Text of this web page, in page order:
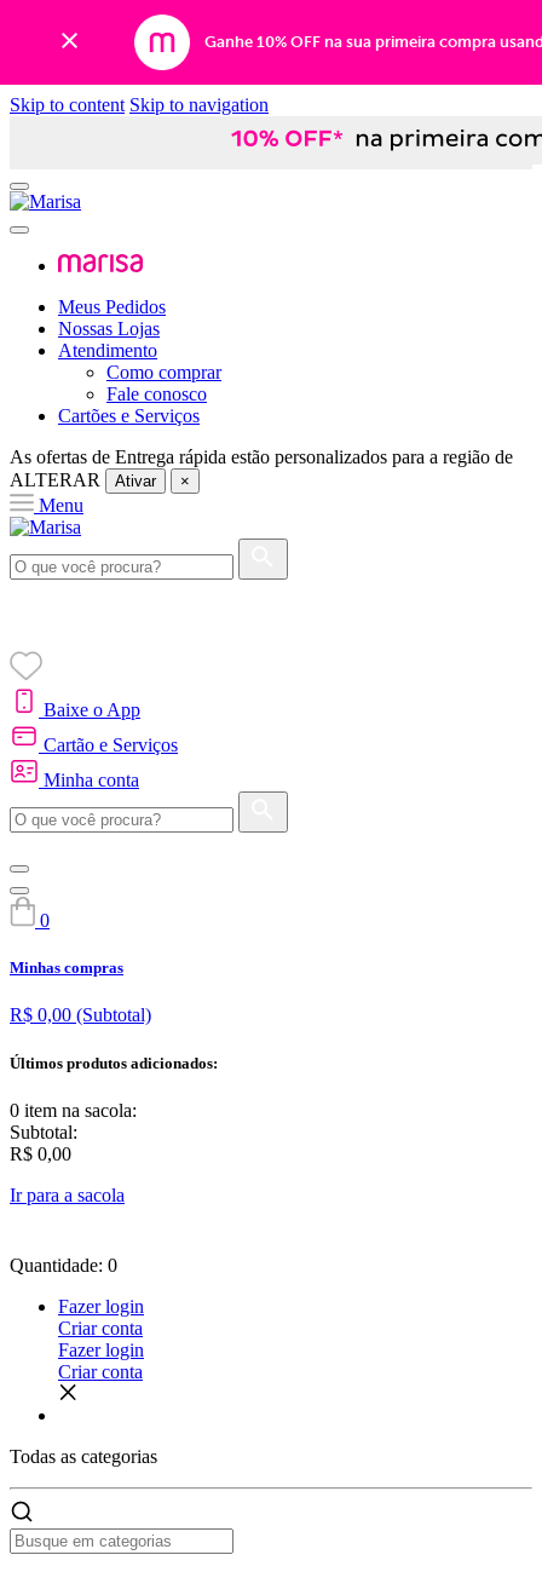
Ganhe 10% OFF na sua primeira compra
Skip to content Skip to navigation
Meus Pedidos
Nossas Lojas
Atendimento
Como comprar
Fale conosco
Cartões e Serviços
As ofertas de Entrega rápida estão personalizados para a região de
ALTERAR
Ativar ×
Menu
Baixe o App
Cartão e Serviços
Minha conta
0
Minhas compras
R$ 0,00 (Subtotal)
Últimos produtos adicionados:
0 item na sacola:
Subtotal:
R$ 0,00
Ir para a sacola
Quantidade: 0
Fazer login
Criar conta
Fazer login
Criar conta
Todas as categorias